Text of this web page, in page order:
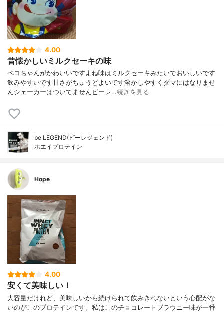
4.00
昔懐かしいミルクセーキの味
ペコちゃんがかわいいですよね味はミルクセーキみたいでおいしいです
飲みやすいです甘さがちょうどよいです溶かしやすくダマにはなりませ
んシェーカーはついてませんビーレ…続きを見る
be LEGEND(ビーレジェンド)
ホエイプロテイン
Hope
4.00
安くて美味しい！
大容量だけれど、美味しいから続けられて飲みきれないという心配がな
いのがこのプロテインです。私はこのチョコレートブラウニー味が一番